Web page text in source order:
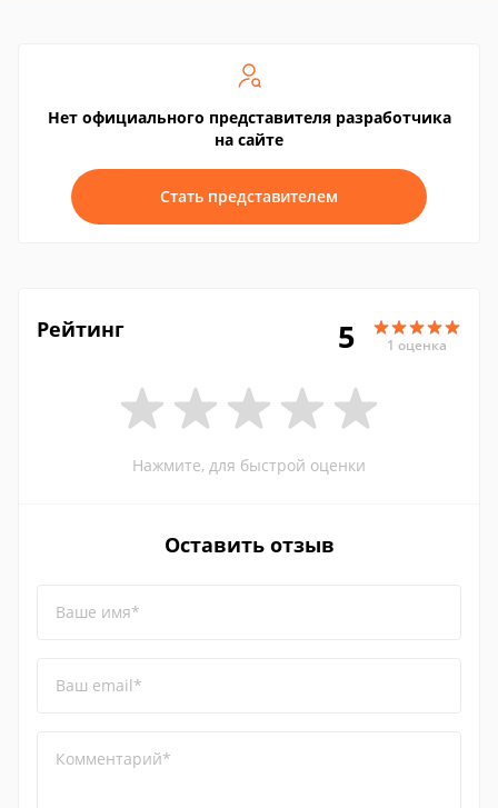
Нет официального представителя разработчика
на сайте
Стать представителем
Рейтинг 5 1 оценка
Нажмите, для быстрой оценки
Оставить отзыв
Ваше имя*
Ваш email*
Комментарий*